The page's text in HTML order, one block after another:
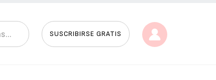
SUSCRIBIRSE GRATIS